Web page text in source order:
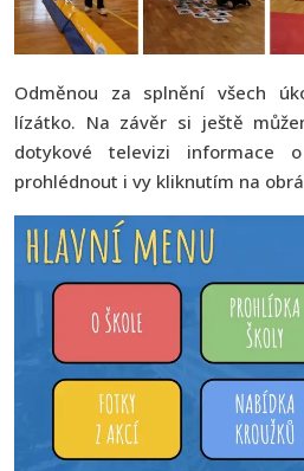
Odměnou za splnění všech
lízátko. Na závěr si ještě
dotykové televizi informace
prohlédnout i vy kliknutím na